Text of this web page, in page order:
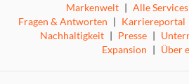
Markenwelt | Alle
Fragen & Antworten | Karriereportal
Nachhaltigkeit | Presse |
Expansion | Über